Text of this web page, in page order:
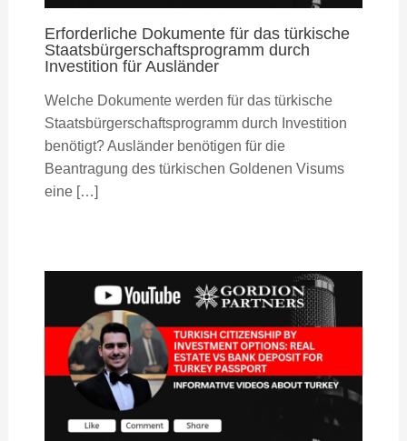
Erforderliche Dokumente für das türkische
Staatsbürgerschaftsprogramm durch
Investition für Ausländer
Welche Dokumente werden für das türkische
Staatsbürgerschaftsprogramm durch Investition
benötigt? Ausländer benötigen für die
Beantragung des türkischen Goldenen Visums
eine […]